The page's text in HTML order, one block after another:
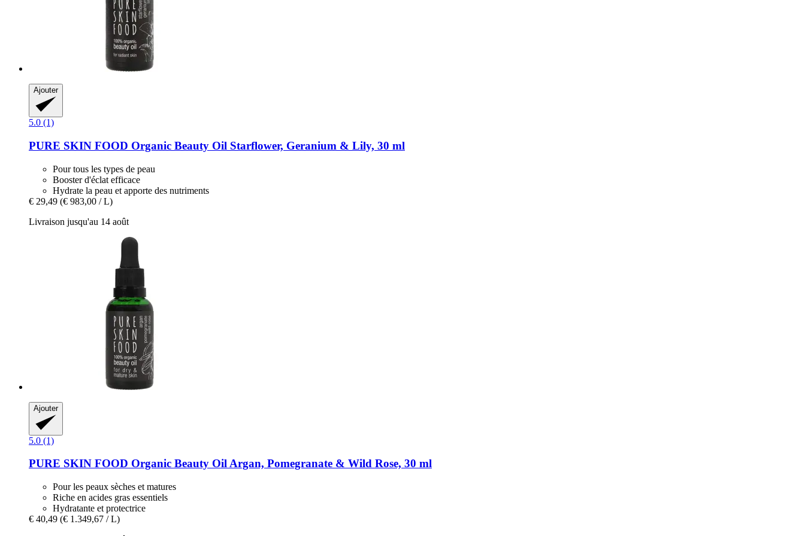
Ajouter
5.0 (1)
PURE SKIN FOOD Organic Beauty Oil Starflower, Geranium & Lily, 30 ml
Pour tous les types de peau
Booster d'éclat efficace
Hydrate la peau et apporte des nutriments
€ 29,49 (€ 983,00 / L)
Livraison jusqu'au 14 août
Ajouter
5.0 (1)
PURE SKIN FOOD Organic Beauty Oil Argan, Pomegranate & Wild Rose, 30 ml
Pour les peaux sèches et matures
Riche en acides gras essentiels
Hydratante et protectrice
€ 40,49 (€ 1.349,67 / L)